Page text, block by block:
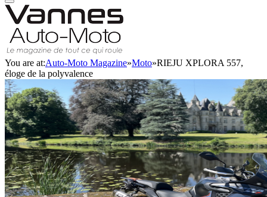
You are at:Auto-Moto Magazine»Moto»RIEJU XPLORA 557,
éloge de la polyvalence